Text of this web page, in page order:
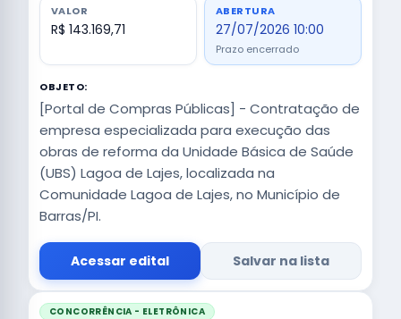
VALOR
R$ 143.169,71
ABERTURA
27/07/2026 10:00
Prazo encerrado
OBJETO:
[Portal de Compras Públicas] - Contratação de
empresa especializada para execução das
obras de reforma da Unidade Básica de Saúde
(UBS) Lagoa de Lajes, localizada na
Comunidade Lagoa de Lajes, no Município de
Barras/PI.
Acessar edital Salvar na lista
CONCORRÊNCIA - ELETRÔNICA